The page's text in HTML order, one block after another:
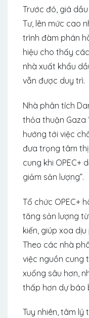
Trước đó, giá
Tư, lên mức cao
trình đàm phán
hiệu cho thấy
nhà xuất khẩu
vẫn được duy trì.
Nhà phân tích
thỏa thuận Gaza
hướng tới việc
đưa trọng tâm
cung khi OPEC+
giảm sản lượng”.
Tổ chức OPEC+
tăng sản lượng
kiến, giúp xoa
Theo các nhà
việc nguồn cung
xuống sâu hơn,
thấp hơn dự báo
Tuy nhiên, tâm